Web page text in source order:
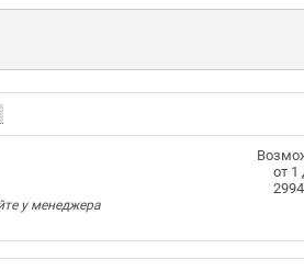
от 1
у менеджера